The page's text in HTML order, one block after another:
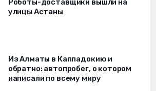
Роботы-доставщики вышли на
улицы Астаны
Из Алматы в Каппадокию и
обратно: автопробег, о котором
написали по всему миру